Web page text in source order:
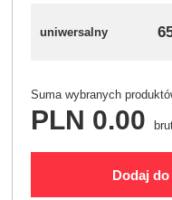
uniwersalny
Suma wybranych
PLN 0.00
Dodaj